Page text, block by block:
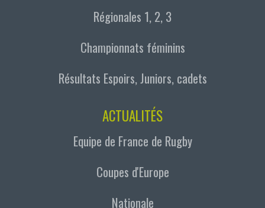
Régionales 1, 2, 3
Championnats féminins
Résultats Espoirs, Juniors, cadets
ACTUALITÉS
Equipe de France de Rugby
Coupes d'Europe
Nationale